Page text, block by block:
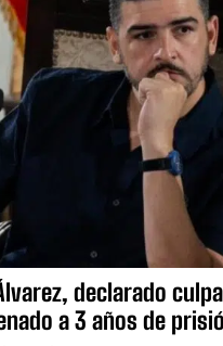
declarado
a 3 años de